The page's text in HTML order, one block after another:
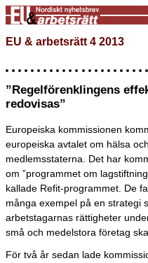
EU & arbetsrätt 4 2013
”Regelförenklingens
redovisas”
Europeiska kommissionen
europeiska avtalet om hälsa
medlemsstaterna. Det har
om ”programmet om
kallade Refit-programmet. De
många exempel på en strategi
arbetstagarnas rättigheter
små och medelstora företag
För två år sedan lade